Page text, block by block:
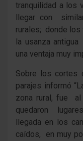
tranquilidad a los
llegar con
rurales; donde los
la usanza
una ventaja muy
Sobre los cortes
parajes informó
zona rural, fue al
quedaron
llegada en los
caídos, en muy